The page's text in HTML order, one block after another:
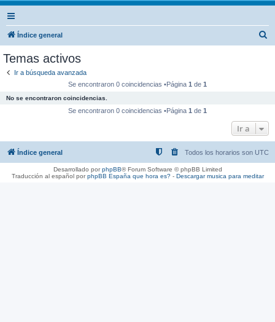
Índice general
Temas activos
Ir a búsqueda avanzada
Se encontraron 0 coincidencias •Página 1 de 1
No se encontraron coincidencias.
Se encontraron 0 coincidencias •Página 1 de 1
Ir a
Índice general Todos los horarios son UTC
Desarrollado porphpBB® Forum Software © phpBB Limited
Traducción al español porphpBB España que hora es?- Descargar musica para meditar